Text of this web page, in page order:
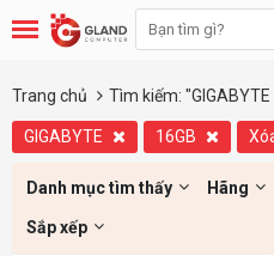
Trang chủ Tìm kiếm: "GIGABYTE
GIGABYTE 16GB
Danh mục tìm thấy Hãng
Sắp xếp